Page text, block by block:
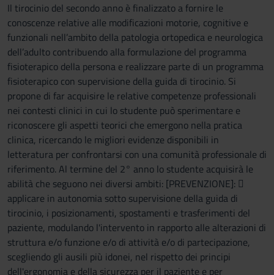
Il tirocinio del secondo anno è finalizzato a fornire le
conoscenze relative alle modificazioni motorie, cognitive e
funzionali nell’ambito della patologia ortopedica e neurologica
dell’adulto contribuendo alla formulazione del programma
fisioterapico della persona e realizzare parte di un programma
fisioterapico con supervisione della guida di tirocinio. Si
propone di far acquisire le relative competenze professionali
nei contesti clinici in cui lo studente può sperimentare e
riconoscere gli aspetti teorici che emergono nella pratica
clinica, ricercando le migliori evidenze disponibili in
letteratura per confrontarsi con una comunità professionale di
riferimento. Al termine del 2° anno lo studente acquisirà le
abilità che seguono nei diversi ambiti: [PREVENZIONE]: 
applicare in autonomia sotto supervisione della guida di
tirocinio, i posizionamenti, spostamenti e trasferimenti del
paziente, modulando l'intervento in rapporto alle alterazioni di
struttura e/o funzione e/o di attività e/o di partecipazione,
scegliendo gli ausili più idonei, nel rispetto dei principi
dell'ergonomia e della sicurezza per il paziente e per